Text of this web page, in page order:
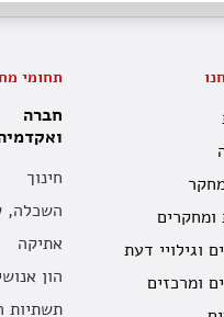
ומחקרים
וגילויי דעת
ומרכזים
תחומי
חברה
חינוך
השכלה,
אתיקה
הון
תשתיות